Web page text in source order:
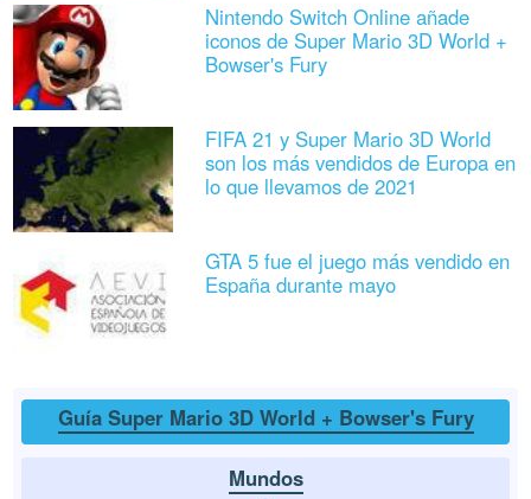
Nintendo Switch Online añade
iconos de Super Mario 3D World +
Bowser's Fury
FIFA 21 y Super Mario 3D World
son los más vendidos de Europa en
lo que llevamos de 2021
GTA 5 fue el juego más vendido en
España durante mayo
Guía Super Mario 3D World + Bowser's Fury
Mundos